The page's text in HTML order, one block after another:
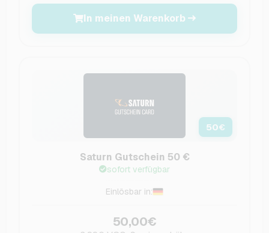
In meinen Warenkorb
50€
Saturn Gutschein 50 €
sofort verfügbar
Einlösbar in:
50,00€